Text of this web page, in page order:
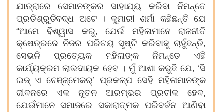
ଯାତ୍ରାରେ ସେମାନଙ୍କର ସାହାଯ୍ୟ କରିବା ନିମନ୍ତେ
ପ୍ରତିଶ୍ରୁତିବଦ୍ଧ ଅଟେ । କୁମାରୀ ଶର୍ମା କହିଛନ୍ତି ଯେ
“ଆମେ ବିଶ୍ୱାସ କରୁ, ଯେଉଁ ମହିଳାମାନେ ରାଜନୀତି
କ୍ଷେତ୍ରରେ ନିଜର ପରିଚୟ ସୃଷ୍ଟି କରିବାକୁ ଚାହୁଁଛନ୍ତି,
ସେଭଳି ପ୍ରତ୍ୟେକ ମହିଳାଙ୍କ ନିମନ୍ତେ ଏହି
କାର୍ଯ୍ୟକ୍ରମ ଲାଭଦାୟକ ହେବ । ମୁଁ ଆଶା କରୁଛି ଯେ, ‘ସି
ଇଜ୍ ଏ ଚେଞ୍ଜ୍‌ମେକର୍‌’ ପ୍ରକଳ୍ପ ସେହି ମହିଳାମାନଙ୍କ
ଜୀବନରେ ଏକ ନୂତନ ଆରମ୍ଭର ପ୍ରତୀକ ହେବ,
ଯେଉଁମାନେ ସମାଜରେ ସକାରାତ୍ମକ ପରିବର୍ତନ ଆଣିବା